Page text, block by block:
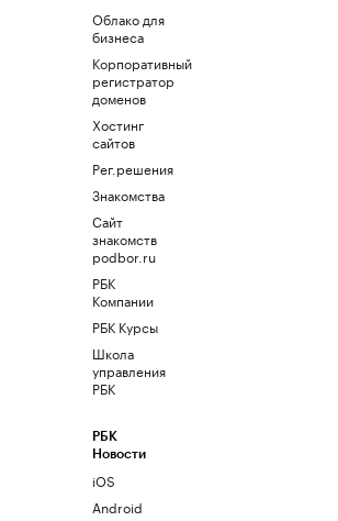
Облако для
бизнеса
Корпоративный
регистратор
доменов
Хостинг
сайтов
Рег.решения
Знакомства
Сайт
знакомств
podbor.ru
РБК
Компании
РБК Курсы
Школа
управления
РБК
РБК
Новости
iOS
Android